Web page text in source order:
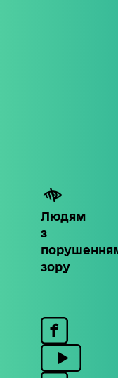
Людям
з
зору